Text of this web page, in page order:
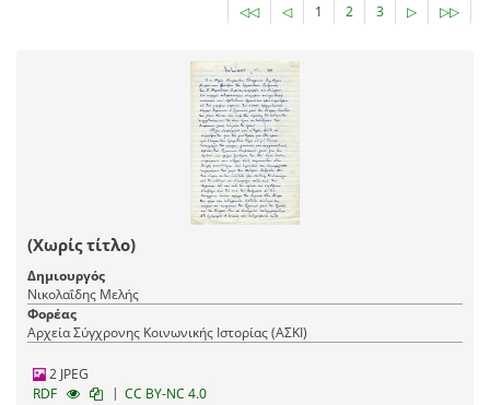
◁◁ ◁ 1 2 3 ▷ ▷▷
(Χωρίς τίτλο)
Δημιουργός
Νικολαΐδης Μελής
Φορέας
Αρχεία Σύγχρονης Κοινωνικής Ιστορίας (ΑΣΚΙ)
2 JPEG
RDF
| CC BY-NC 4.0